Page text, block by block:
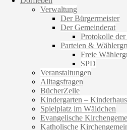
Verwaltung
Der Bürgermeister
Der Gemeinderat
Protokolle der
Parteien &
Freie
SPD
Veranstaltungen
Alltagsfragen
BücherZelle
Kindergarten – Kinderhaus
Spielplatz im Wäldchen
Evangelische
Katholische